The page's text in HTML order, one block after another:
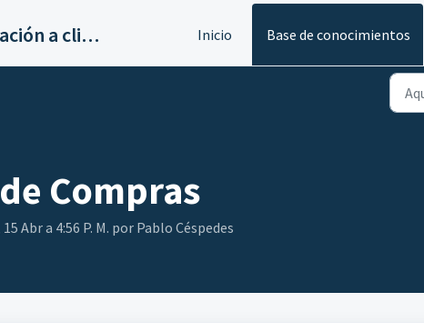
Servicios de implantación a clientes de Ahora Inicio Base de conocimientos
Compras
Abr a 4:56 P. M. por Pablo Céspedes